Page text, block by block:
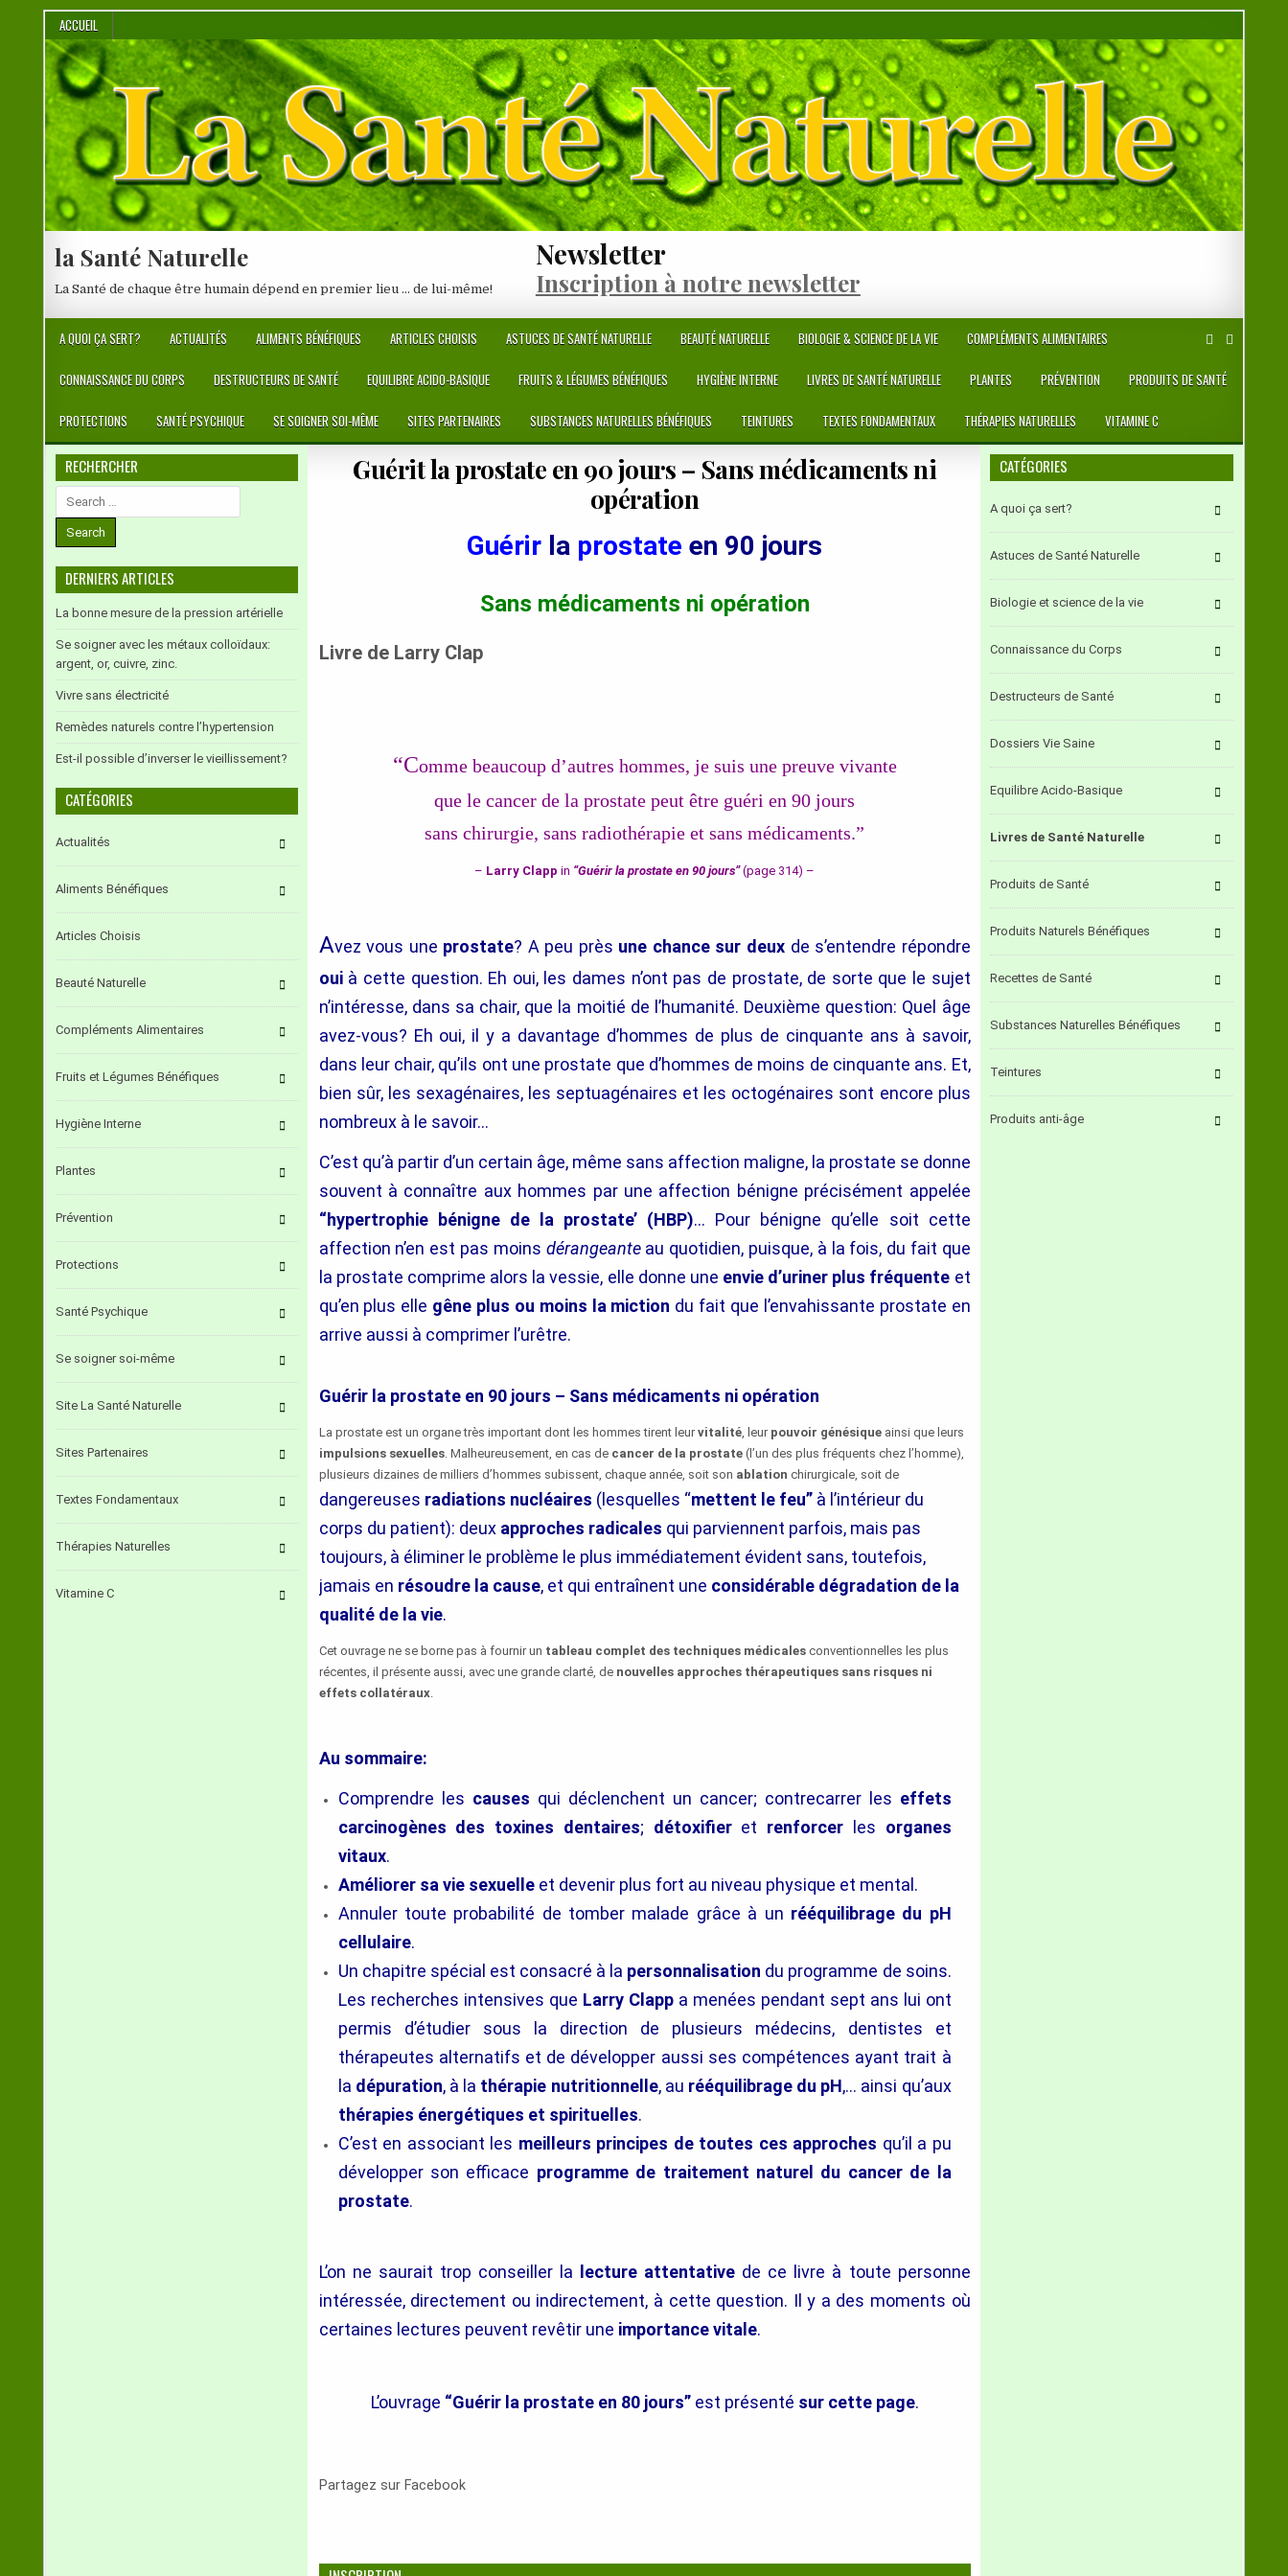
ACCUEIL
la Santé Naturelle
La Santé de chaque être humain dépend en premier lieu … de lui-même!
Newsletter
Inscription à notre newsletter
A QUOI ÇA SERT? ACTUALITÉS ALIMENTS BÉNÉFIQUES ARTICLES CHOISIS ASTUCES DE SANTÉ NATURELLE BEAUTÉ NATURELLE BIOLOGIE & SCIENCE DE LA VIE COMPLÉMENTS ALIMENTAIRES
CONNAISSANCE DU CORPS DESTRUCTEURS DE SANTÉ EQUILIBRE ACIDO-BASIQUE FRUITS & LÉGUMES BÉNÉFIQUES HYGIÈNE INTERNE LIVRES DE SANTÉ NATURELLE PLANTES PRÉVENTION PRODUITS DE SANTÉ
PROTECTIONS SANTÉ PSYCHIQUE SE SOIGNER SOI-MÊME SITES PARTENAIRES SUBSTANCES NATURELLES BÉNÉFIQUES TEINTURES TEXTES FONDAMENTAUX THÉRAPIES NATURELLES VITAMINE C
Guérit la prostate en 90 jours – Sans médicaments ni
opération
Guérir la prostateen 90 jours
Sans médicaments ni opération
Livre de Larry Clap
“Comme beaucoup d’autres hommes, je suis une preuve vivante
que le cancer de la prostate peut être guéri en 90 jours
sans chirurgie, sans radiothérapie et sans médicaments.”
– Larry Clapp in “Guérir la prostate en 90 jours”(page 314) –
Avez vous une prostate? A peu près une chance sur deux de s’entendre répondre
oui à cette question. Eh oui, les dames n’ont pas de prostate, de sorte que le sujet
n’intéresse, dans sa chair, que la moitié de l’humanité. Deuxième question: Quel âge
avez-vous? Eh oui, il y a davantage d’hommes de plus de cinquante ans à savoir,
dans leur chair, qu’ils ont une prostate que d’hommes de moins de cinquante ans. Et,
bien sûr, les sexagénaires, les septuagénaires et les octogénaires sont encore plus
nombreux à le savoir…
C’est qu’à partir d’un certain âge, même sans affection maligne, la prostate se donne
souvent à connaître aux hommes par une affection bénigne précisément appelée
“hypertrophie bénigne de la prostate’ (HBP)… Pour bénigne qu’elle soit cette
affection n’en est pas moins dérangeante au quotidien, puisque, à la fois, du fait que
la prostate comprime alors la vessie, elle donne une envie d’uriner plus fréquente et
qu’en plus elle gêne plus ou moins la miction du fait que l’envahissante prostate en
arrive aussi à comprimer l’urêtre.
Guérir la prostate en 90 jours – Sans médicaments ni opération
La prostate est un organe très important dont les hommes tirent leurvitalité, leur pouvoir génésiqueainsi que leurs
impulsions sexuelles. Malheureusement, en cas de cancer de la prostate(l’un des plus fréquents chez l’homme),
plusieurs dizaines de milliers d’hommes subissent, chaque année, soit son ablation chirurgicale, soit de
dangereuses radiations nucléaires (lesquelles “mettent le feu”à l’intérieur du
corps du patient): deux approches radicales qui parviennent parfois, mais pas
toujours, à éliminer le problème le plus immédiatement évident sans, toutefois,
jamais en résoudre la cause, et qui entraînent une considérable dégradation de la
qualité de la vie.
Cet ouvrage ne se borne pas à fournir un tableau complet des techniques médicalesconventionnelles les plus
récentes, il présente aussi, avec une grande clarté, de nouvelles approches thérapeutiques sans risques ni
effets collatéraux.
Au sommaire:
Comprendre les causes qui déclenchent un cancer; contrecarrer les effets
carcinogènes des toxines dentaires; détoxifier et renforcer les organes
vitaux.
Améliorer sa vie sexuelleet devenir plus fort au niveau physique et mental.
Annuler toute probabilité de tomber malade grâce à un rééquilibrage du pH
cellulaire.
Un chapitre spécial est consacré à la personnalisation du programme de soins.
Les recherches intensives que Larry Clappa menées pendant sept ans lui ont
permis d’étudier sous la direction de plusieurs médecins, dentistes et
thérapeutes alternatifs et de développer aussi ses compétences ayant trait à
la dépuration, à la thérapie nutritionnelle, au rééquilibrage du pH,… ainsi qu’aux
thérapies énergétiques et spirituelles.
C’est en associant les meilleurs principes de toutes ces approches qu’il a pu
développer son efficace programme de traitement naturel du cancer de la
prostate.
L’on ne saurait trop conseiller la lecture attentative de ce livre à toute personne
intéressée, directement ou indirectement, à cette question. Il y a des moments où
certaines lectures peuvent revêtir une importance vitale.
L’ouvrage “Guérir la prostate en 80 jours”est présenté sur cette page.
Partagez sur Facebook
RECHERCHER
Search
for:
DERNIERS ARTICLES
La bonne mesure de la pression artérielle
Se soigner avec les métaux colloïdaux:
argent, or, cuivre, zinc.
Vivre sans électricité
Remèdes naturels contre l’hypertension
Est-il possible d’inverser le vieillissement?
CATÉGORIES
Actualités
Aliments Bénéfiques
Articles Choisis
Beauté Naturelle
Compléments Alimentaires
Fruits et Légumes Bénéfiques
Hygiène Interne
Plantes
Prévention
Protections
Santé Psychique
Se soigner soi-même
Site La Santé Naturelle
Sites Partenaires
Textes Fondamentaux
Thérapies Naturelles
Vitamine C
CATÉGORIES
A quoi ça sert?
Astuces de Santé Naturelle
Biologie et science de la vie
Connaissance du Corps
Destructeurs de Santé
Dossiers Vie Saine
Equilibre Acido-Basique
Livres de Santé Naturelle
Produits de Santé
Produits Naturels Bénéfiques
Recettes de Santé
Substances Naturelles Bénéfiques
Teintures
Produits anti-âge